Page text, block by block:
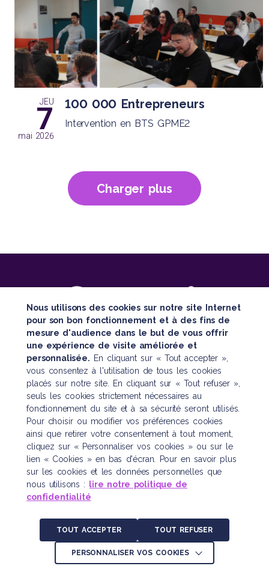
JEU
7
mai 2026
100 000 Entrepreneurs
Intervention en BTS GPME2
Charger plus
Nous contacter
121 boulevard Raspail
CS 10622 – 75006 Paris
Tél. : 01 45 48 43 46
SUIVEZ TOUTE NOTRE ACTUALITÉ
Mentions légales Politique de confidentialité
Crédits : La Jungle Design
Nous utilisons des cookies sur notre site Internet
pour son bon fonctionnement et à des fins de
mesure d'audience dans le but de vous offrir
une expérience de visite améliorée et
personnalisée. En cliquant sur « Tout accepter »,
vous consentez à l'utilisation de tous les cookies
placés sur notre site. En cliquant sur « Tout refuser »,
seuls les cookies strictement nécessaires au
fonctionnement du site et à sa sécurité seront utilisés.
Pour choisir ou modifier vos préférences cookies
ainsi que retirer votre consentement à tout moment,
cliquez sur « Personnaliser vos cookies » ou sur le
lien « Cookies » en bas d'écran. Pour en savoir plus
sur les cookies et les données personnelles que
nous utilisons :
lire notre politique de
confidentialité
TOUT ACCEPTER TOUT REFUSER
PERSONNALISER VOS COOKIES